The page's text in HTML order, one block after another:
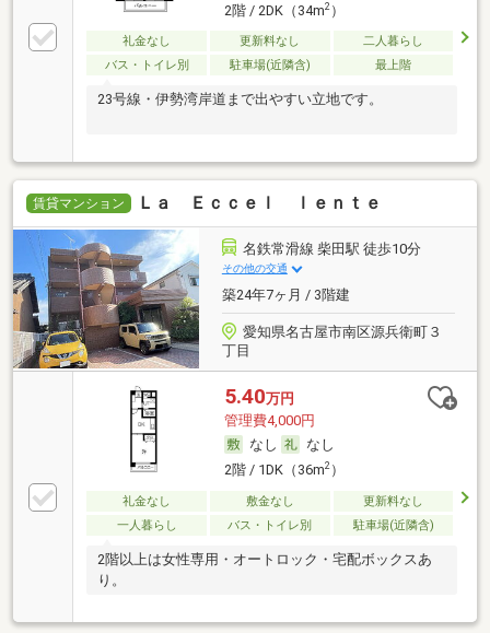
2階 / 2DK（34m2）
礼金なし 更新料なし
二人暮らし
バス・トイレ別
駐車場(近隣含) 最上階
23号線・伊勢湾岸道まで出やすい立地です。
賃貸マンション Ｌａ Ｅｃｃｅｌ ｌｅｎｔｅ
名鉄常滑線 柴田駅 徒歩10分
その他の交通
築24年7ヶ月 / 3階建
愛知県名古屋市南区源兵衛町３
丁目
5.40万円
管理費4,000円
なし
なし
2階 / 1DK（36m2）
礼金なし 敷金なし
更新料なし
一人暮らし
バス・トイレ別 駐車場(近隣含)
2階以上は女性専用・オートロック・宅配ボックスあ
り。